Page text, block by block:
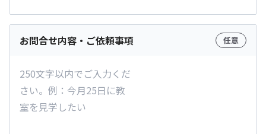
お問合せ内容・ご依頼事項 任意